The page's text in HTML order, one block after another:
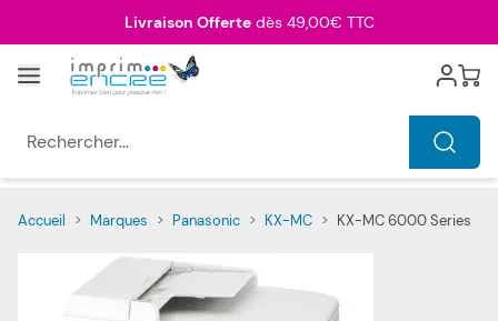
Livraison Offertedès 49,00€ TTC
Menu Cart
Accueil > Marques > Panasonic > KX-MC > KX-MC 6000 Series